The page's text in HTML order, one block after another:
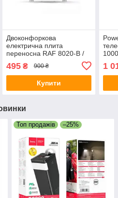
Двоконфоркова
електрична плита
переносна RAF 8020-B /
Спіральна електроплитка
настільна
495₴ 900 ₴
Купити
1
Топ продажів –25%